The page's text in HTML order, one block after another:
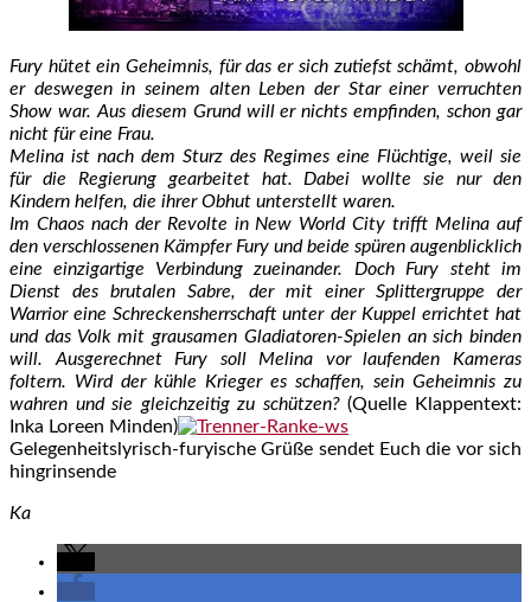
Fury hütet ein Geheimnis, für das er sich zutiefst schämt, obwohl
er deswegen in seinem alten Leben der Star einer verruchten
Show war. Aus diesem Grund will er nichts empfinden, schon gar
nicht für eine Frau.
Melina ist nach dem Sturz des Regimes eine Flüchtige, weil sie
für die Regierung gearbeitet hat. Dabei wollte sie nur den
Kindern helfen, die ihrer Obhut unterstellt waren.
Im Chaos nach der Revolte in New World City trifft Melina auf
den verschlossenen Kämpfer Fury und beide spüren augenblicklich
eine einzigartige Verbindung zueinander. Doch Fury steht im
Dienst des brutalen Sabre, der mit einer Splittergruppe der
Warrior eine Schreckensherrschaft unter der Kuppel errichtet hat
und das Volk mit grausamen Gladiatoren-Spielen an sich binden
will. Ausgerechnet Fury soll Melina vor laufenden Kameras
foltern. Wird der kühle Krieger es schaffen, sein Geheimnis zu
wahren und sie gleichzeitig zu schützen?(Quelle Klappentext:
Inka Loreen Minden)
Gelegenheitslyrisch-furyische Grüße sendet Euch die vor sich
hingrinsende
Ka